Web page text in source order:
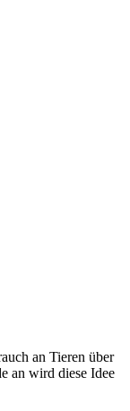
an Tieren über
an wird diese Idee